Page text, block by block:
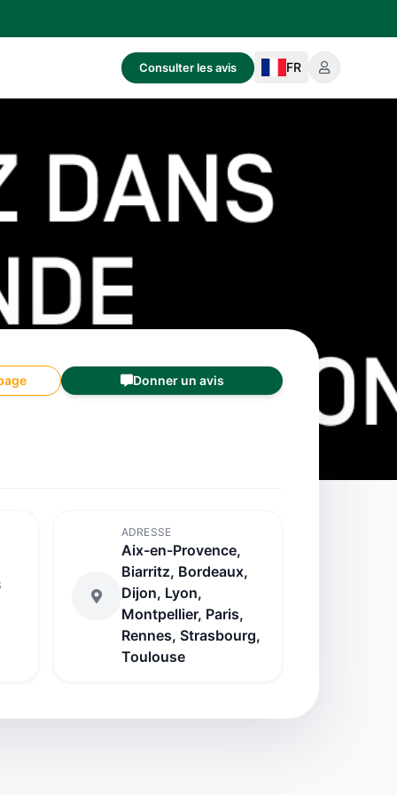
Consulter les avis FR
Donner un avis
ADRESSE
Aix-en-Provence,
Biarritz, Bordeaux,
Dijon, Lyon,
Montpellier, Paris,
Rennes, Strasbourg,
Toulouse